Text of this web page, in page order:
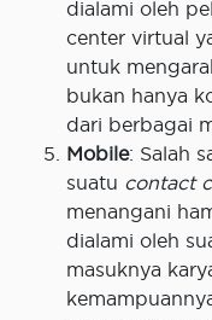
dialami oleh
center virtual
untuk
bukan hanya
dari berbagai
Mobile: Salah
suatu contact
menangani
dialami oleh
masuknya